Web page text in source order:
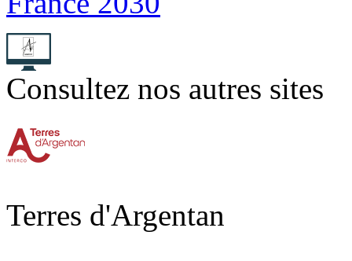
Consultez nos autres sites
Terres d'Argentan